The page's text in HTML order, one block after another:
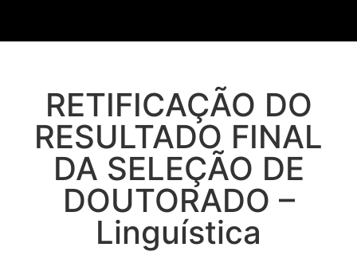
RETIFICAÇÃO DO
RESULTADO FINAL
DA SELEÇÃO DE
DOUTORADO –
Linguística